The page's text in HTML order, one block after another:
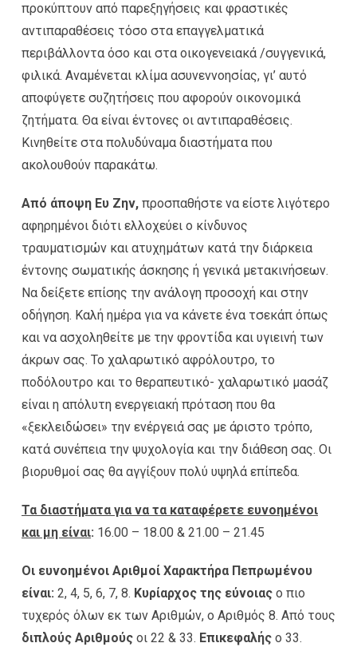
προκύπτουν από παρεξηγήσεις και φραστικές
αντιπαραθέσεις τόσο στα επαγγελματικά
περιβάλλοντα όσο και στα οικογενειακά /συγγενικά,
φιλικά. Αναμένεται κλίμα ασυνεννοησίας, γι’ αυτό
αποφύγετε συζητήσεις που αφορούν οικονομικά
ζητήματα. Θα είναι έντονες οι αντιπαραθέσεις.
Κινηθείτε στα πολυδύναμα διαστήματα που
ακολουθούν παρακάτω.
Από άποψη Ευ Ζην, προσπαθήστε να είστε λιγότερο
αφηρημένοι διότι ελλοχεύει ο κίνδυνος
τραυματισμών και ατυχημάτων κατά την διάρκεια
έντονης σωματικής άσκησης ή γενικά μετακινήσεων.
Να δείξετε επίσης την ανάλογη προσοχή και στην
οδήγηση. Καλή ημέρα για να κάνετε ένα τσεκάπ όπως
και να ασχοληθείτε με την φροντίδα και υγιεινή των
άκρων σας. Το χαλαρωτικό αφρόλουτρο, το
ποδόλουτρο και το θεραπευτικό- χαλαρωτικό μασάζ
είναι η απόλυτη ενεργειακή πρόταση που θα
«ξεκλειδώσει» την ενέργειά σας με άριστο τρόπο,
κατά συνέπεια την ψυχολογία και την διάθεση σας. Οι
βιορυθμοί σας θα αγγίξουν πολύ υψηλά επίπεδα.
Τα διαστήματα για να τα καταφέρετε ευνοημένοι
και μη είναι: 16.00 – 18.00 & 21.00 – 21.45
Οι ευνοημένοι Αριθμοί Χαρακτήρα Πεπρωμένου
είναι: 2, 4, 5, 6, 7, 8. Κυρίαρχος της εύνοιας ο πιο
τυχερός όλων εκ των Αριθμών, ο Αριθμός 8. Από τους
διπλούς Αριθμούς οι 22 & 33. Επικεφαλής ο 33.